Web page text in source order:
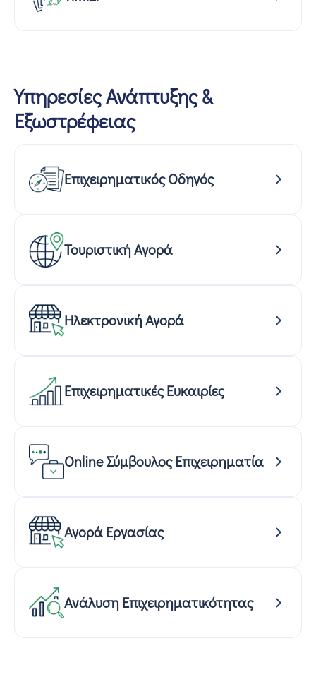
Υπηρεσίες Ανάπτυξης &
Εξωστρέφειας
Επιχειρηματικός Οδηγός
Τουριστική Αγορά
Ηλεκτρονική Αγορά
Επιχειρηματικές Ευκαιρίες
Online Σύμβουλος Επιχειρηματία
Αγορά Εργασίας
Ανάλυση Επιχειρηματικότητας